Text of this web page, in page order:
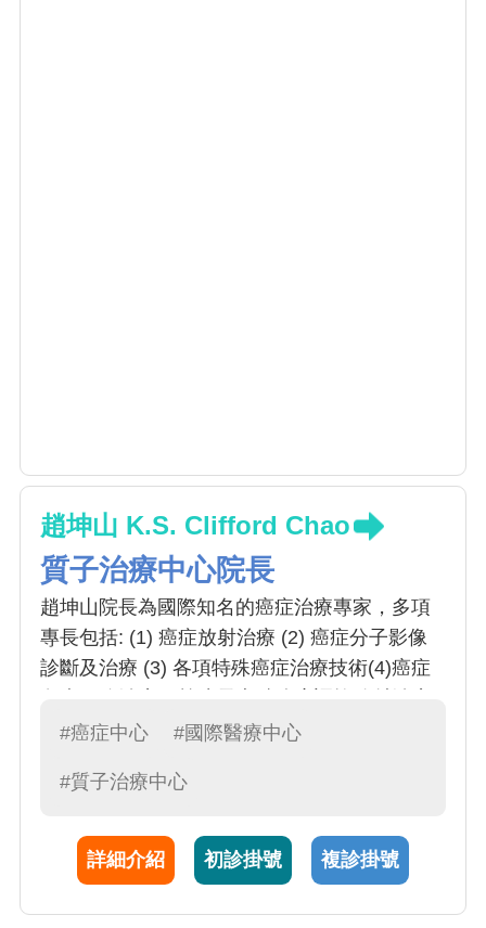
趙坤山 K.S. Clifford Chao
質子治療中心院長
趙坤山院長為國際知名的癌症治療專家，多項
專長包括: (1) 癌症放射治療 (2) 癌症分子影像
診斷及治療 (3) 各項特殊癌症治療技術(4)癌症
(IMRT)、影像導航放射治療 (IGRT)、立體定位
療配合免疫細胞治療提升治療加乘效果；具有
書作者，包括 ”Radiation Oncology
Management Decision”, “Practical Essentials
of Intensity Modulated Radiation Therapy”
#癌症中心 #國際醫療中心
#質子治療中心
詳細介紹 初診掛號 複診掛號